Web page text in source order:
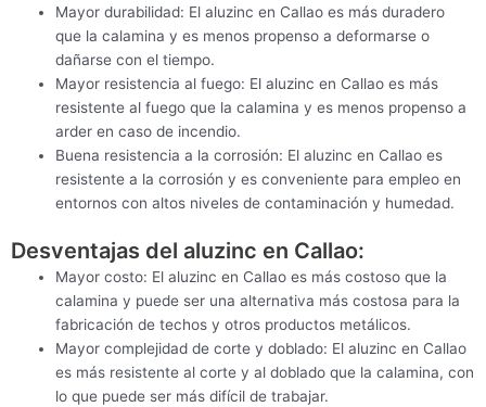
Mayor durabilidad: El aluzinc en Callao es más duradero
que la calamina y es menos propenso a deformarse o
dañarse con el tiempo.
Mayor resistencia al fuego: El aluzinc en Callao es más
resistente al fuego que la calamina y es menos propenso a
arder en caso de incendio.
Buena resistencia a la corrosión: El aluzinc en Callao es
resistente a la corrosión y es conveniente para empleo en
entornos con altos niveles de contaminación y humedad.
Desventajas del aluzinc en Callao:
Mayor costo: El aluzinc en Callao es más costoso que la
calamina y puede ser una alternativa más costosa para la
fabricación de techos y otros productos metálicos.
Mayor complejidad de corte y doblado: El aluzinc en Callao
es más resistente al corte y al doblado que la calamina, con
lo que puede ser más difícil de trabajar.